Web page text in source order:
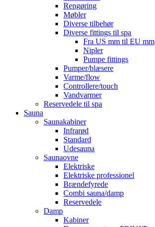
Rengøring
Møbler
Diverse tilbehør
Diverse fittings til spa
Fra US mm til EU mm
Nipler
Pumpe fittings
Pumper/blæsere
Varme/flow
Controllere/touch
Vandvarmer
Reservedele til spa
Sauna
Saunakabiner
Infrarød
Standard
Udesauna
Saunaovne
Elektriske
Elektriske professionel
Brændefyrede
Combi sauna/damp
Reservedele
Damp
Kabiner